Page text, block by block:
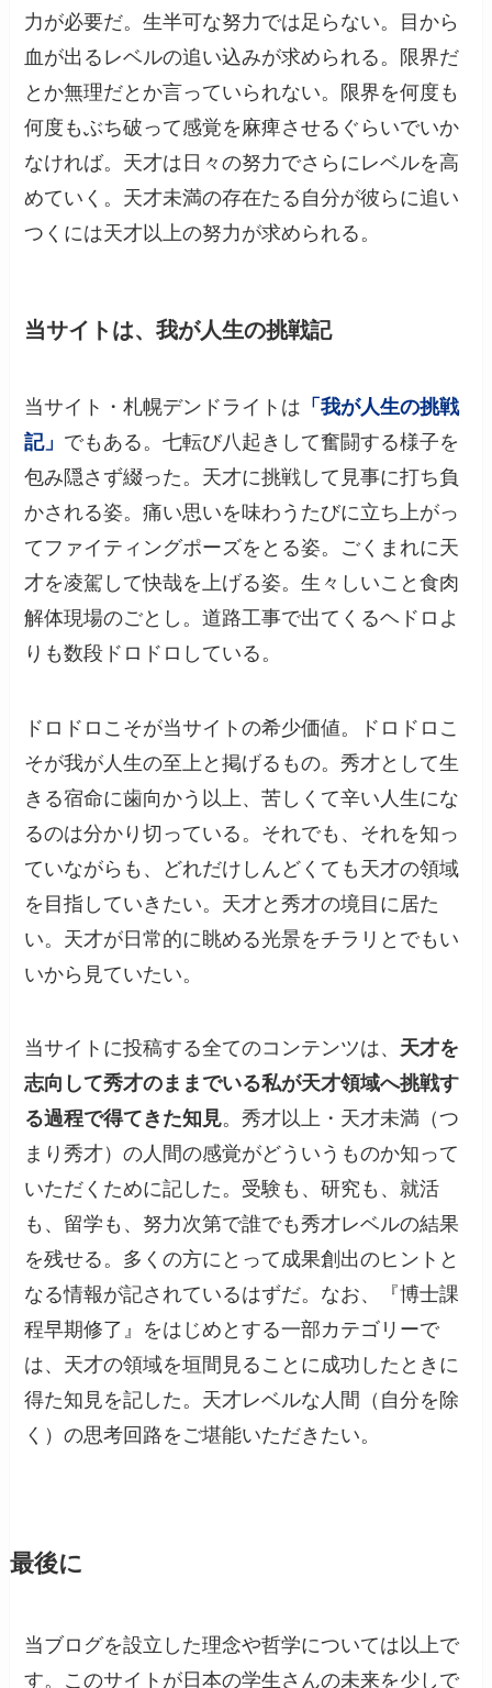
力が必要だ。生半可な努力では足らない。目から
血が出るレベルの追い込みが求められる。限界だ
とか無理だとか言っていられない。限界を何度も
何度もぶち破って感覚を麻痺させるぐらいでいか
なければ。天才は日々の努力でさらにレベルを高
めていく。天才未満の存在たる自分が彼らに追い
つくには天才以上の努力が求められる。
当サイトは、我が人生の挑戦記
当サイト・札幌デンドライトは 「我が人生の挑戦
記」 でもある。七転び八起きして奮闘する様子を
包み隠さず綴った。天才に挑戦して見事に打ち負
かされる姿。痛い思いを味わうたびに立ち上がっ
てファイティングポーズをとる姿。ごくまれに天
才を凌駕して快哉を上げる姿。生々しいこと食肉
解体現場のごとし。道路工事で出てくるヘドロよ
りも数段ドロドロしている。
ドロドロこそが当サイトの希少価値。ドロドロこ
そが我が人生の至上と掲げるもの。秀才として生
きる宿命に歯向かう以上、苦しくて辛い人生にな
るのは分かり切っている。それでも、それを知っ
ていながらも、どれだけしんどくても天才の領域
を目指していきたい。天才と秀才の境目に居た
い。天才が日常的に眺める光景をチラリとでもい
いから見ていたい。
当サイトに投稿する全てのコンテンツは、 天才を
志向して秀才のままでいる私が天才領域へ挑戦す
る過程で得てきた知見。秀才以上・天才未満（つ
まり秀才）の人間の感覚がどういうものか知って
いただくために記した。受験も、研究も、就活
も、留学も、努力次第で誰でも秀才レベルの結果
を残せる。多くの方にとって成果創出のヒントと
なる情報が記されているはずだ。なお、『博士課
程早期修了』をはじめとする一部カテゴリーで
は、天才の領域を垣間見ることに成功したときに
得た知見を記した。天才レベルな人間（自分を除
く）の思考回路をご堪能いただきたい。
最後に
当ブログを設立した理念や哲学については以上で
す。このサイトが日本の学生さんの未来を少しで